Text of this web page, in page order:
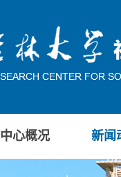
中心概况 新闻